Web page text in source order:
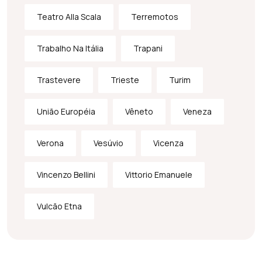
Teatro Alla Scala Terremotos
Trabalho Na Itália Trapani
Trastevere Trieste Turim
União Européia Vêneto Veneza
Verona Vesúvio Vicenza
Vincenzo Bellini Vittorio Emanuele
Vulcão Etna